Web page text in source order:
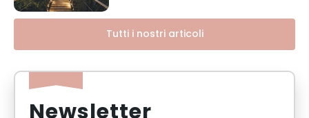
Tutti i nostri articoli